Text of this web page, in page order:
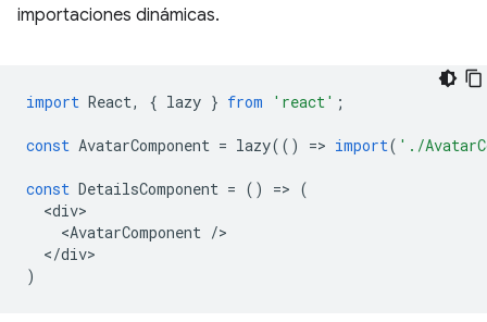
importaciones dinámicas.
import React, { lazy } from 'react' ;
const AvatarComponent = lazy(() => import( './
const DetailsComponent = () => (
<div
<AvatarComponent /
</div
)